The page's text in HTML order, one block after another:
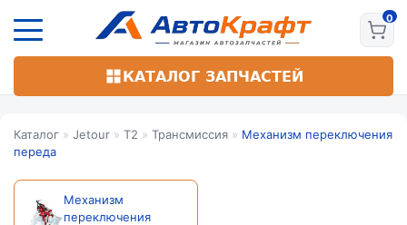
основному
КАТАЛОГ ЗАПЧАСТЕЙ
Каталог » Jetour » T2 » Трансмиссия » Механизм переключения
переда
Механизм
переключения